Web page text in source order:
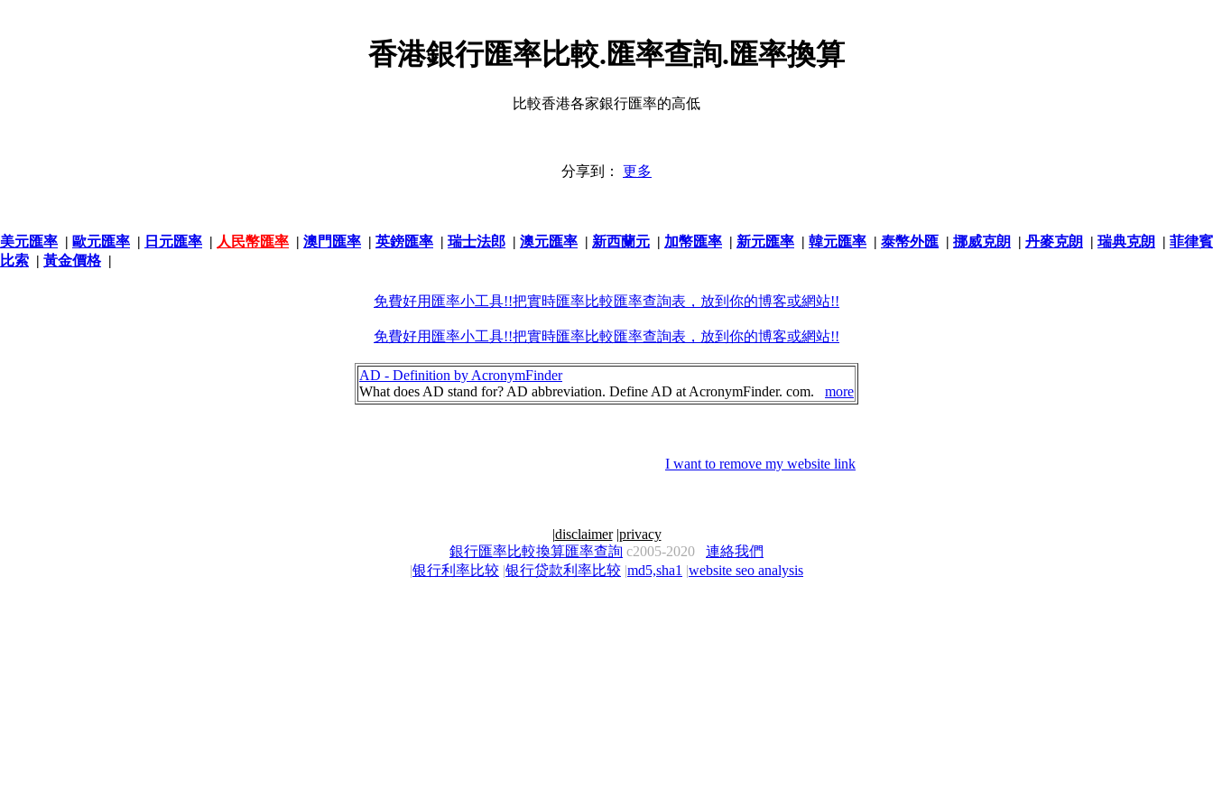
香港銀行匯率比較.匯率查詢.匯率換算
比較香港各家銀行匯率的高低
分享到： 更多
美元匯率 | 歐元匯率 | 日元匯率 | 人民幣匯率 | 澳門匯率 | 英鎊匯率 | 瑞士法郎 | 澳元匯率 | 新西蘭元 | 加幣匯率 | 新元匯率 | 韓元匯率 | 泰幣外匯 | 挪威克朗 | 丹麥克朗 | 瑞典克朗 | 菲律賓
比索 | 黃金價格|
免費好用匯率小工具!!把實時匯率比較匯率查詢表，放到你的博客或網站!!
免費好用匯率小工具!!把實時匯率比較匯率查詢表，放到你的博客或網站!!
AD - Definition by AcronymFinder
What does AD stand for? AD abbreviation. Define AD at AcronymFinder. com. more
I want to remove my website link
|disclaimer|privacy
銀行匯率比較換算匯率查詢 c2005-2020 連絡我們
|银行利率比较 |银行贷款利率比较 |md5,sha1 |website seo analysis